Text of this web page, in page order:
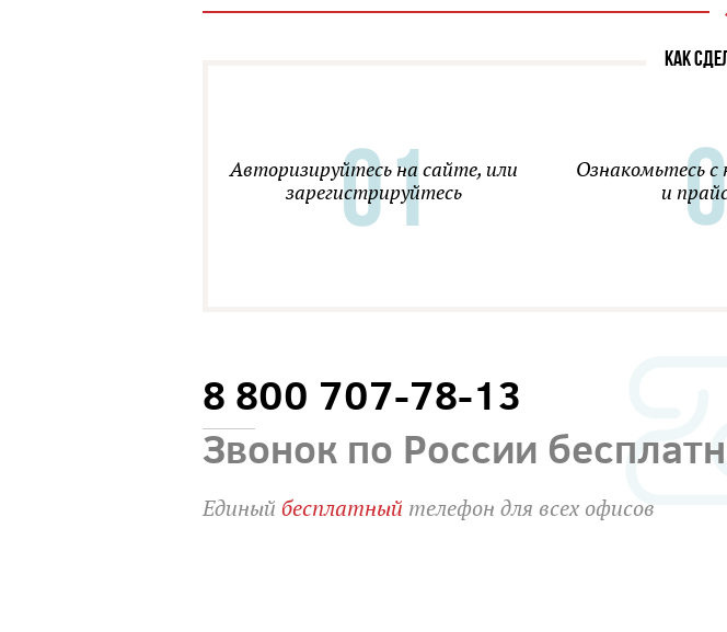
КАК
Авторизируйтесь на сайте, или
зарегистрируйтесь
Ознакомьтесь
и
8 800 707-78-13
Звонок по России
Единыйбесплатный телефон для всех офисов